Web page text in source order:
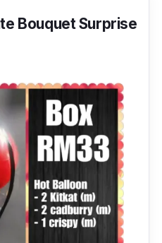
Bouquet Surprise